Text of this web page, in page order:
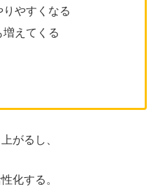
やすくなる
増えてくる
がるし、
化する。